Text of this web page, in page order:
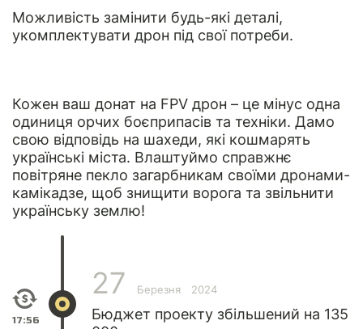
Можливість замінити будь-які деталі,
укомплектувати дрон під свої потреби.
Кожен ваш донат на FPV дрон – це мінус одна
одиниця орчих боєприпасів та техніки. Дамо
свою відповідь на шахеди, які кошмарять
українські міста. Влаштуймо справжнє
повітряне пекло загарбникам своїми дронами-
камікадзе, щоб знищити ворога та звільнити
українську землю!
17:56
27 Березня 2024
Бюджет проекту збільшений на 135